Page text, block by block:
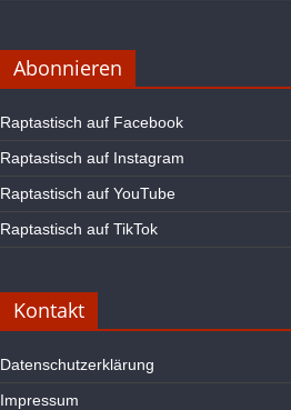
Abonnieren
Raptastisch auf Facebook
Raptastisch auf Instagram
Raptastisch auf YouTube
Raptastisch auf TikTok
Kontakt
Datenschutzerklärung
Impressum